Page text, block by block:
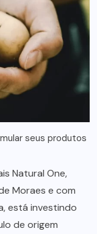
seus produtos
Natural One,
Moraes e com
está investindo
de origem